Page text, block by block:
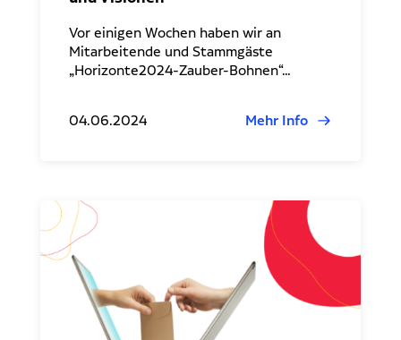
Vor einigen Wochen haben wir an
Mitarbeitende und Stammgäste
„Horizonte2024-Zauber-Bohnen“…
04.06.2024 Mehr Info